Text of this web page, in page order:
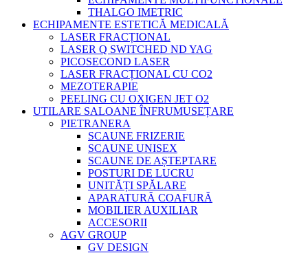
THALGO IMETRIC
ECHIPAMENTE ESTETICĂ MEDICALĂ
LASER FRACȚIONAL
LASER Q SWITCHED ND YAG
PICOSECOND LASER
LASER FRACȚIONAL CU CO2
MEZOTERAPIE
PEELING CU OXIGEN JET O2
UTILARE SALOANE ÎNFRUMUSEȚARE
PIETRANERA
SCAUNE FRIZERIE
SCAUNE UNISEX
SCAUNE DE AȘTEPTARE
POSTURI DE LUCRU
UNITĂȚI SPĂLARE
APARATURĂ COAFURĂ
MOBILIER AUXILIAR
ACCESORII
AGV GROUP
GV DESIGN